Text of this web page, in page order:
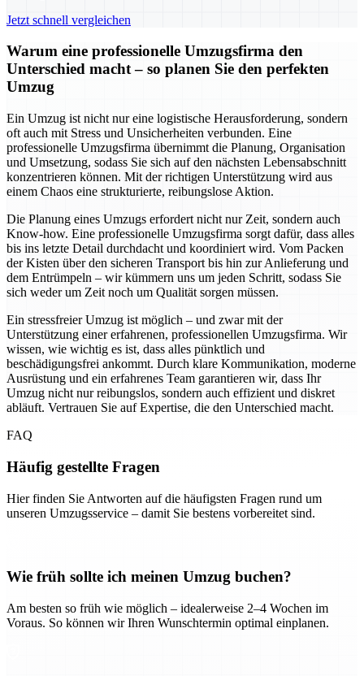
Jetzt schnell vergleichen
Warum eine professionelle Umzugsfirma den
Unterschied macht – so planen Sie den perfekten
Umzug
Ein Umzug ist nicht nur eine logistische Herausforderung, sondern
oft auch mit Stress und Unsicherheiten verbunden. Eine
professionelle Umzugsfirma übernimmt die Planung, Organisation
und Umsetzung, sodass Sie sich auf den nächsten Lebensabschnitt
konzentrieren können. Mit der richtigen Unterstützung wird aus
einem Chaos eine strukturierte, reibungslose Aktion.
Die Planung eines Umzugs erfordert nicht nur Zeit, sondern auch
Know-how. Eine professionelle Umzugsfirma sorgt dafür, dass alles
bis ins letzte Detail durchdacht und koordiniert wird. Vom Packen
der Kisten über den sicheren Transport bis hin zur Anlieferung und
dem Entrümpeln – wir kümmern uns um jeden Schritt, sodass Sie
sich weder um Zeit noch um Qualität sorgen müssen.
Ein stressfreier Umzug ist möglich – und zwar mit der
Unterstützung einer erfahrenen, professionellen Umzugsfirma. Wir
wissen, wie wichtig es ist, dass alles pünktlich und
beschädigungsfrei ankommt. Durch klare Kommunikation, moderne
Ausrüstung und ein erfahrenes Team garantieren wir, dass Ihr
Umzug nicht nur reibungslos, sondern auch effizient und diskret
abläuft. Vertrauen Sie auf Expertise, die den Unterschied macht.
FAQ
Häufig gestellte Fragen
Hier finden Sie Antworten auf die häufigsten Fragen rund um
unseren Umzugsservice – damit Sie bestens vorbereitet sind.
Wie früh sollte ich meinen Umzug buchen?
Am besten so früh wie möglich – idealerweise 2–4 Wochen im
Voraus. So können wir Ihren Wunschtermin optimal einplanen.